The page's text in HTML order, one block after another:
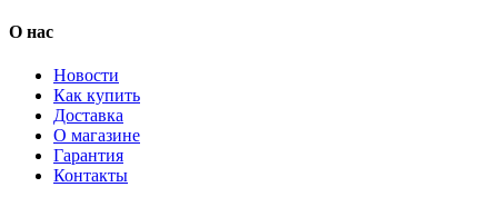
О нас
Новости
Как купить
Доставка
О магазине
Гарантия
Контакты